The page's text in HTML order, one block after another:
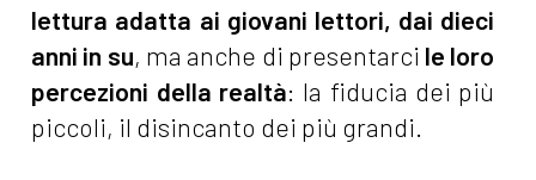
lettura adatta ai giovani lettori, dai dieci
anni in su, ma anche di presentarci le loro
percezioni della realtà: la fiducia dei più
piccoli, il disincanto dei più grandi.